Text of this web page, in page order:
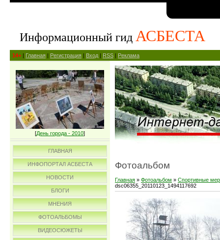
Информационный гид АСБЕСТА
14+ | Главная | Регистрация | Вход | RSS | Реклама
[День города - 2010]
ГЛАВНАЯ
ИНФОПОРТАЛ АСБЕСТА
НОВОСТИ
БЛОГИ
МНЕНИЯ
ФОТОАЛЬБОМЫ
ВИДЕОСЮЖЕТЫ
Фотоальбом
Главная » Фотоальбом » Спортивные
dsc06355_20110123_1494117692